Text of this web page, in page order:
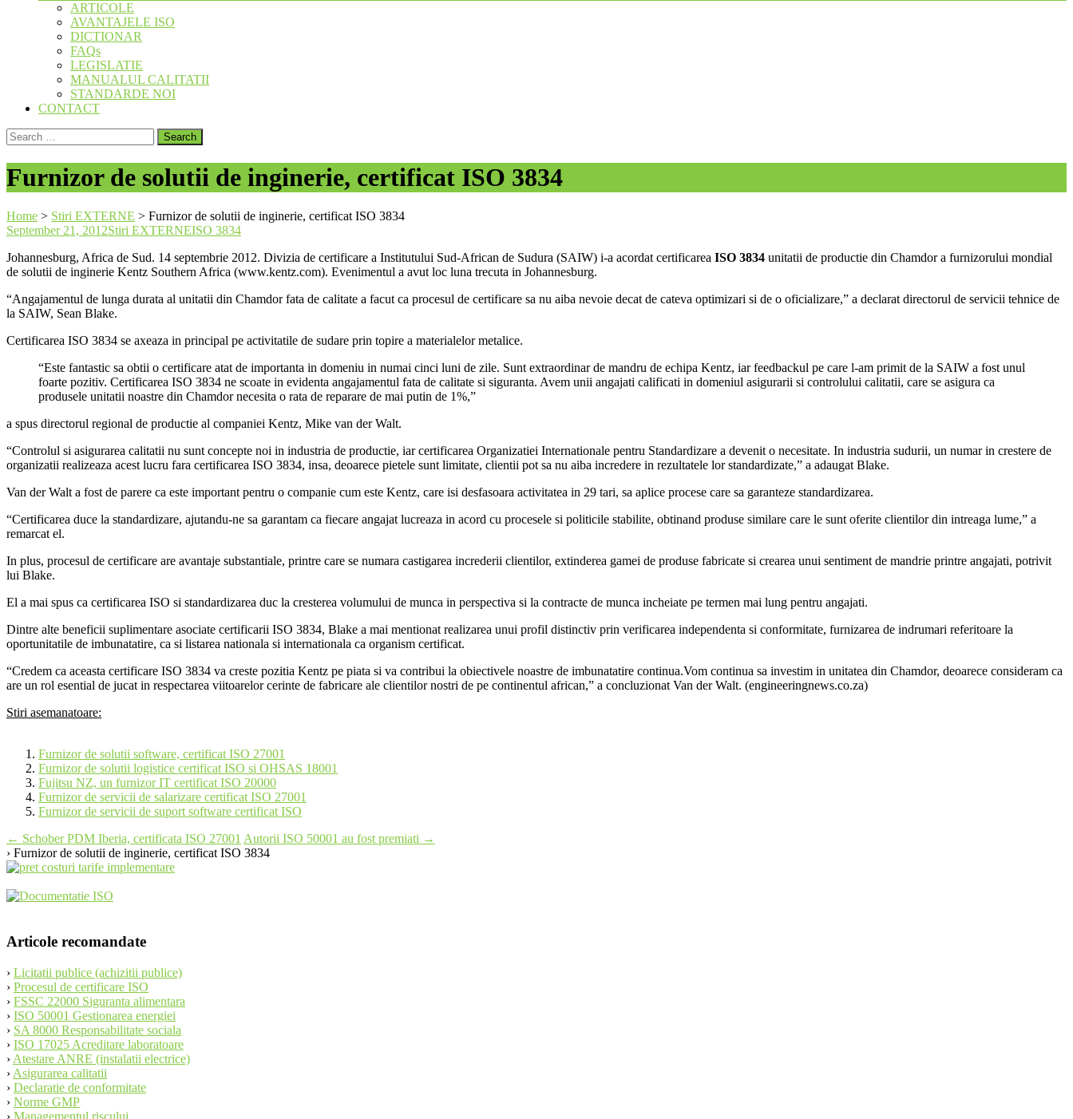
ARTICOLE
AVANTAJELE ISO
DICTIONAR
FAQs
LEGISLATIE
MANUALUL CALITATII
STANDARDE NOI
CONTACT
Search
for:
Furnizor de solutii de inginerie, certificat ISO 3834
Home > Stiri EXTERNE > Furnizor de solutii de inginerie, certificat ISO 3834
September 21, 2012Stiri EXTERNEISO 3834
Johannesburg, Africa de Sud. 14 septembrie 2012. Divizia de certificare a Institutului Sud-African de Sudura (SAIW) i-a acordat certificarea ISO 3834 unitatii de productie din Chamdor a furnizorului mondial
de solutii de inginerie Kentz Southern Africa (www.kentz.com). Evenimentul a avut loc luna trecuta in Johannesburg.
“Angajamentul de lunga durata al unitatii din Chamdor fata de calitate a facut ca procesul de certificare sa nu aiba nevoie decat de cateva optimizari si de o oficializare,” a declarat directorul de servicii tehnice de
la SAIW, Sean Blake.
Certificarea ISO 3834 se axeaza in principal pe activitatile de sudare prin topire a materialelor metalice.
“Este fantastic sa obtii o certificare atat de importanta in domeniu in numai cinci luni de zile. Sunt extraordinar de mandru de echipa Kentz, iar feedbackul pe care l-am primit de la SAIW a fost unul
foarte pozitiv. Certificarea ISO 3834 ne scoate in evidenta angajamentul fata de calitate si siguranta. Avem unii angajati calificati in domeniul asigurarii si controlului calitatii, care se asigura ca
produsele unitatii noastre din Chamdor necesita o rata de reparare de mai putin de 1%,”
a spus directorul regional de productie al companiei Kentz, Mike van der Walt.
“Controlul si asigurarea calitatii nu sunt concepte noi in industria de productie, iar certificarea Organizatiei Internationale pentru Standardizare a devenit o necesitate. In industria sudurii, un numar in crestere de
organizatii realizeaza acest lucru fara certificarea ISO 3834, insa, deoarece pietele sunt limitate, clientii pot sa nu aiba incredere in rezultatele lor standardizate,” a adaugat Blake.
Van der Walt a fost de parere ca este important pentru o companie cum este Kentz, care isi desfasoara activitatea in 29 tari, sa aplice procese care sa garanteze standardizarea.
“Certificarea duce la standardizare, ajutandu-ne sa garantam ca fiecare angajat lucreaza in acord cu procesele si politicile stabilite, obtinand produse similare care le sunt oferite clientilor din intreaga lume,” a
remarcat el.
In plus, procesul de certificare are avantaje substantiale, printre care se numara castigarea increderii clientilor, extinderea gamei de produse fabricate si crearea unui sentiment de mandrie printre angajati, potrivit
lui Blake.
El a mai spus ca certificarea ISO si standardizarea duc la cresterea volumului de munca in perspectiva si la contracte de munca incheiate pe termen mai lung pentru angajati.
Dintre alte beneficii suplimentare asociate certificarii ISO 3834, Blake a mai mentionat realizarea unui profil distinctiv prin verificarea independenta si conformitate, furnizarea de indrumari referitoare la
oportunitatile de imbunatatire, ca si listarea nationala si internationala ca organism certificat.
“Credem ca aceasta certificare ISO 3834 va creste pozitia Kentz pe piata si va contribui la obiectivele noastre de imbunatatire continua.Vom continua sa investim in unitatea din Chamdor, deoarece consideram ca
are un rol esential de jucat in respectarea viitoarelor cerinte de fabricare ale clientilor nostri de pe continentul african,” a concluzionat Van der Walt. (engineeringnews.co.za)
Stiri asemanatoare:
Furnizor de solutii software, certificat ISO 27001
Furnizor de solutii logistice certificat ISO si OHSAS 18001
Fujitsu NZ, un furnizor IT certificat ISO 20000
Furnizor de servicii de salarizare certificat ISO 27001
Furnizor de servicii de suport software certificat ISO
Post
navigation
← Schober PDM Iberia, certificata ISO 27001 Autorii ISO 50001 au fost premiati →
› Furnizor de solutii de inginerie, certificat ISO 3834
Articole recomandate
› Licitatii publice (achizitii publice)
› Procesul de certificare ISO
› FSSC 22000 Siguranta alimentara
› ISO 50001 Gestionarea energiei
› SA 8000 Responsabilitate sociala
› ISO 17025 Acreditare laboratoare
› Atestare ANRE (instalatii electrice)
› Asigurarea calitatii
› Declaratie de conformitate
› Norme GMP
› Managementul riscului